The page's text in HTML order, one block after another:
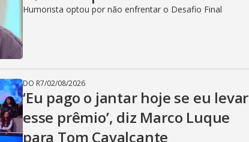
Humorista optou por não enfrentar o Desafio Final
DO R7/02/08/2026
‘Eu pago o jantar hoje se eu levar
esse prêmio’, diz Marco Luque
para Tom Cavalcante